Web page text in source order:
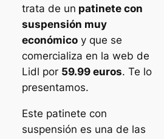
trata de un patinete con
suspensión muy
económicoy que se
comercializa en la web de
Lidl por 59.99 euros. Te lo
presentamos.
Este patinete con
suspensión es una de las